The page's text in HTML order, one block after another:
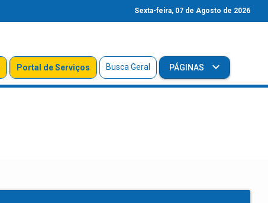
Sexta-feira, 07 de Agosto de 2026
Portal de Serviços Busca Geral PÁGINAS